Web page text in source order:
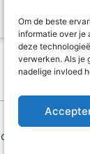
Om de beste
informatie over je
deze
verwerken. Als je
nadelige invloed